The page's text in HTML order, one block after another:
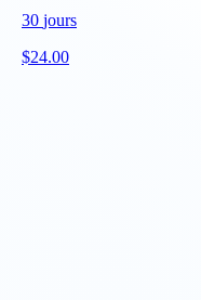
30 jours
$24.00